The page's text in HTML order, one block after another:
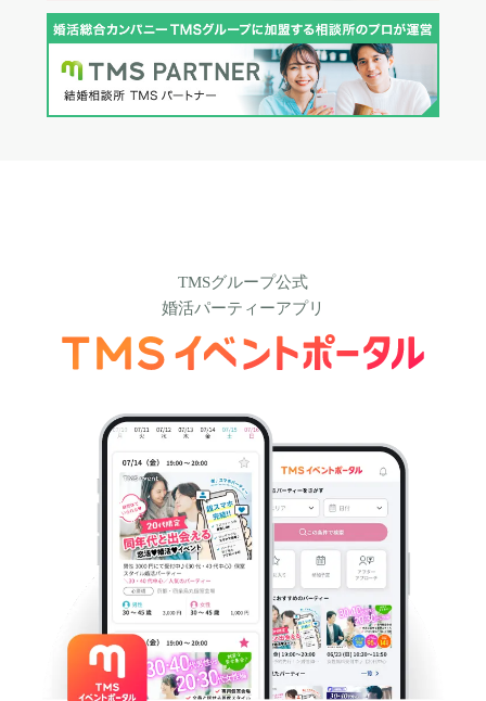
TMSグループ公式
婚活パーティーアプリ